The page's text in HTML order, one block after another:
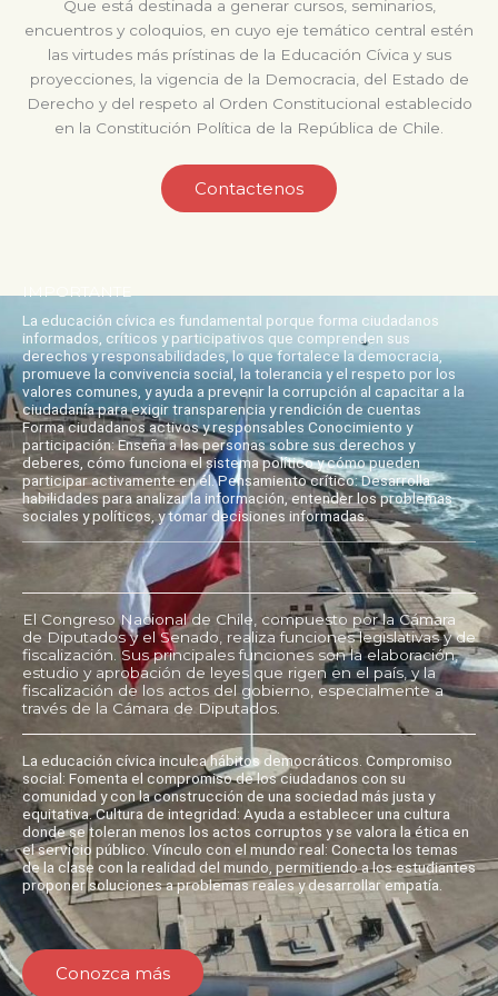
Que está destinada a generar cursos, seminarios,
encuentros y coloquios, en cuyo eje temático central estén
las virtudes más prístinas de la Educación Cívica y sus
proyecciones, la vigencia de la Democracia, del Estado de
Derecho y del respeto al Orden Constitucional establecido
en la Constitución Política de la República de Chile.
Contactenos
La educación cívica es fundamental porque forma ciudadanos
informados, críticos y participativos que comprenden sus
derechos y responsabilidades, lo que fortalece la democracia,
promueve la convivencia social, la tolerancia y el respeto por los
valores comunes, y ayuda a prevenir la corrupción al capacitar a la
ciudadanía para exigir transparencia y rendición de cuentas
Forma ciudadanos activos y responsables Conocimiento y
participación: Enseña a las personas sobre sus derechos y
deberes, cómo funciona el sistema político y cómo pueden
participar activamente en él. Pensamiento crítico: Desarrolla
habilidades para analizar la información, entender los problemas
sociales y políticos, y tomar decisiones informadas.
El Congreso Nacional de Chile, compuesto por la Cámara
de Diputados y el Senado, realiza funciones legislativas y de
fiscalización. Sus principales funciones son la elaboración,
estudio y aprobación de leyes que rigen en el país, y la
fiscalización de los actos del gobierno, especialmente a
través de la Cámara de Diputados.
La educación cívica inculca hábitos democráticos. Compromiso
social: Fomenta el compromiso de los ciudadanos con su
comunidad y con la construcción de una sociedad más justa y
equitativa. Cultura de integridad: Ayuda a establecer una cultura
donde se toleran menos los actos corruptos y se valora la ética en
el servicio público. Vínculo con el mundo real: Conecta los temas
de la clase con la realidad del mundo, permitiendo a los estudiantes
proponer soluciones a problemas reales y desarrollar empatía.
Conozca más